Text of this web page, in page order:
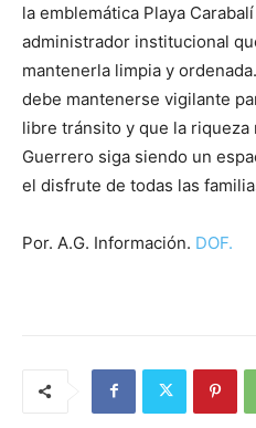
la emblemática Playa
administrador institucional
mantenerla limpia y
debe mantenerse vigilante
libre tránsito y que la riqueza
Guerrero siga siendo un
el disfrute de todas las
Por. A.G. Información. DOF.